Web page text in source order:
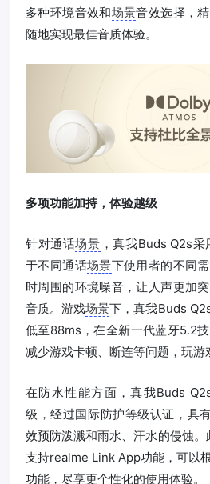
多种环境音效和场景音效选择，
随地实现最佳音质体验。
多项功能加持，体验越级
针对通话场景 ，真我Buds Q2s
于不同通话场景下使用者的不同
时周围的环境噪音，让人声更加
音质。游戏场景下，真我Buds
低至88ms，在全新一代蓝牙5.2
减少游戏卡顿、断连等问题，玩游
在防水性能方面，真我Buds
级，经过国际防护等级认证，具
效预防泼溅和雨水、汗水的侵蚀
支持realme Link App功能，可以
功能，尽享更个性化的使用体验。